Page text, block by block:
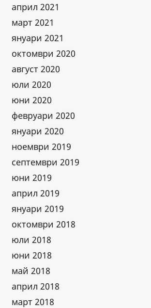
април 2021
март 2021
януари 2021
октомври 2020
август 2020
юли 2020
юни 2020
февруари 2020
януари 2020
ноември 2019
септември 2019
юни 2019
април 2019
януари 2019
октомври 2018
юли 2018
юни 2018
май 2018
април 2018
март 2018